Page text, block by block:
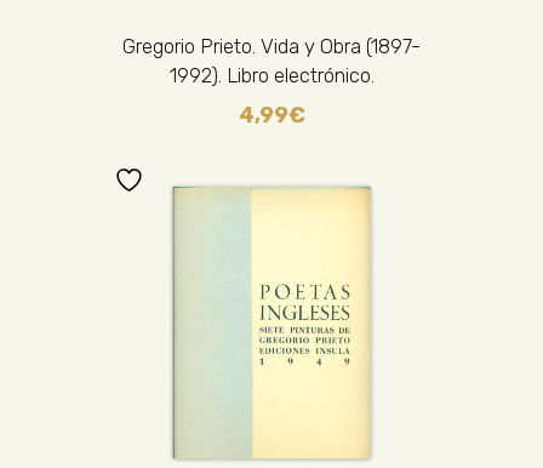
Gregorio Prieto. Vida y Obra (1897-
1992). Libro electrónico.
4,99€